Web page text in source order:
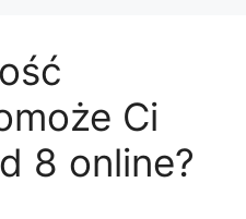
Ci
8 online?